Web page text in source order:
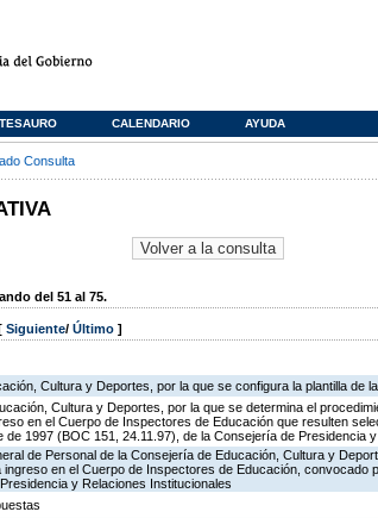
TESAURO CALENDARIO AYUDA
Consulta
del 51 al 75.
Siguiente/ Último ]
Cultura y Deportes, por la que se configura la plantilla de
Cultura y Deportes, por la que se determina el
en el Cuerpo de Inspectores de Educación que resulten
1997 (BOC 151, 24.11.97), de la Consejería de Presidencia
de Personal de la Consejería de Educación, Cultura y
en el Cuerpo de Inspectores de Educación, convocado
y Relaciones Institucionales